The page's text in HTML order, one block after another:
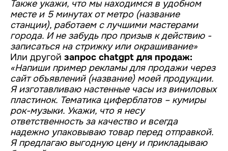
Также укажи, что мы находимся в удобном
месте и 5 минутах от метро (название
станции), работаем с лучшими мастерами
города. И не забудь про призыв к действию -
записаться на стрижку или окрашивание»
Или другой запрос chatgpt для продаж:
«Напиши пример рекламы для продажи через
сайт объявлений (название) моей продукции.
Я изготавливаю настенные часы из виниловых
пластинок. Тематика циферблатов – кумиры
рок-музыки. Укажи, что я несу
ответственность за качество и всегда
надежно упаковываю товар перед отправкой.
Я предлагаю выгодную цену и прикладываю